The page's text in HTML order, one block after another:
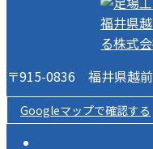
〒915-0836 福井県越
Googleマップで確認する